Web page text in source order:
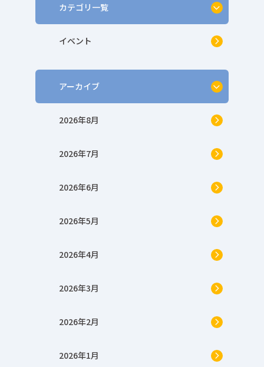
カテゴリ一覧
イベント
アーカイブ
2026年8月
2026年7月
2026年6月
2026年5月
2026年4月
2026年3月
2026年2月
2026年1月